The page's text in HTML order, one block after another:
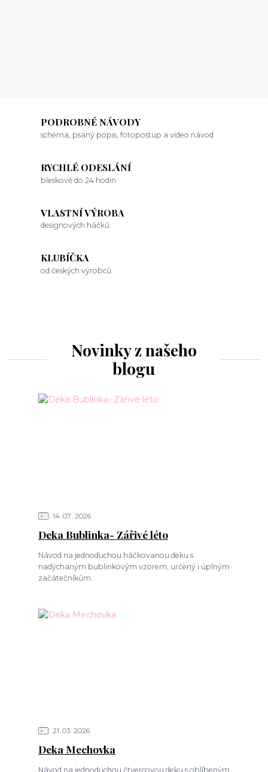
PODROBNÉ NÁVODY
schéma, psaný popis, fotopostup a video návod
RYCHLÉ ODESLÁNÍ
bleskově do 24 hodin
VLASTNÍ VÝROBA
designových háčků
KLUBÍČKA
od českých výrobců
Novinky z našeho
blogu
14 07 2026
Deka Bublinka- Zářivé léto
Návod na jednoduchou háčkovanou deku s
nadýchaným bublinkovým vzorem, určený i úplným
začátečníkům.
21 03 2026
Deka Mechovka
Návod na jednoduchou čtvercovou deku s oblíbeným